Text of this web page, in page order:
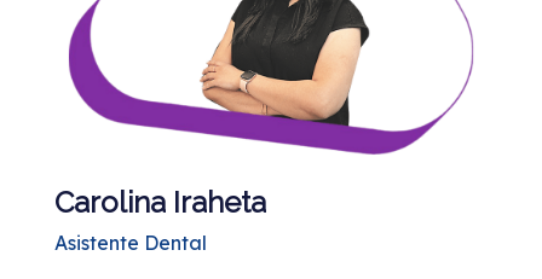
Carolina Iraheta
Asistente Dental